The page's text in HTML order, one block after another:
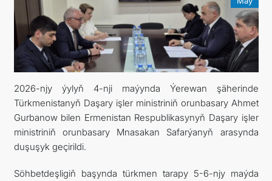
МИД
КОНТАКТНЫЕ ДАННЫЕ
2026-njy ýylyň 4-nji maýynda Ýerewan şäherinde
Türkmenistanyň Daşary işler ministriniň orunbasary Ahmet
Gurbanow bilen Ermenistan Respublikasynyň Daşary işler
ministriniň orunbasary Mnasakan Safarýanyň arasynda
duşuşyk geçirildi.
Söhbetdeşligiň başynda türkmen tarapy 5-6-njy maýda